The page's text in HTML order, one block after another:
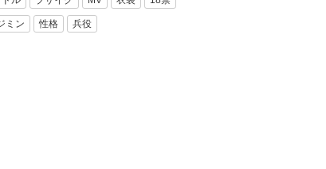
ミン 性格 兵役